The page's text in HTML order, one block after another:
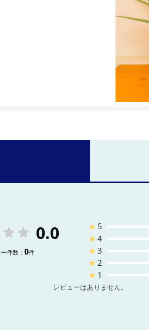
0.0
件数： 0件
★ 5
★4
★3
★2
★ 1
レビューはありません。